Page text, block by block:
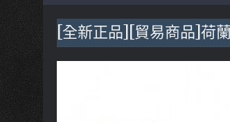
[全新正品][貿易商品]荷